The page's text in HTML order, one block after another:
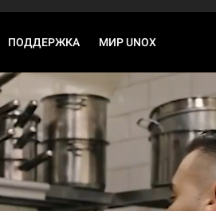
ПОДДЕРЖКА МИР UNOX